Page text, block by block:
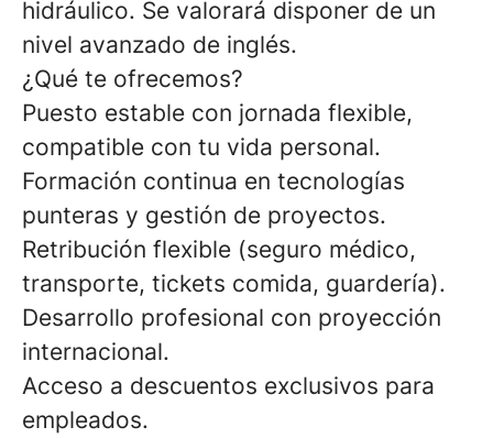
hidráulico. Se valorará disponer de un
nivel avanzado de inglés.
¿Qué te ofrecemos?
Puesto estable con jornada flexible,
compatible con tu vida personal.
Formación continua en tecnologías
punteras y gestión de proyectos.
Retribución flexible (seguro médico,
transporte, tickets comida, guardería).
Desarrollo profesional con proyección
internacional.
Acceso a descuentos exclusivos para
empleados.